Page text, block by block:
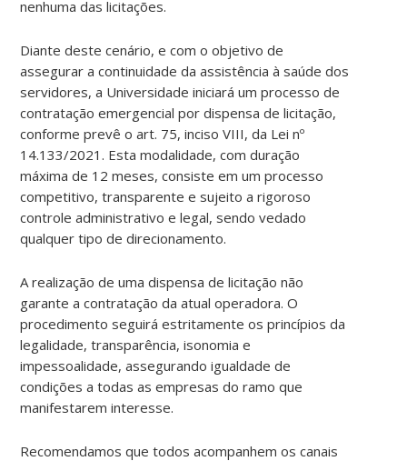
nenhuma das licitações.
Diante deste cenário, e com o objetivo de
assegurar a continuidade da assistência à saúde dos
servidores, a Universidade iniciará um processo de
contratação emergencial por dispensa de licitação,
conforme prevê o art. 75, inciso VIII, da Lei nº
14.133/2021. Esta modalidade, com duração
máxima de 12 meses, consiste em um processo
competitivo, transparente e sujeito a rigoroso
controle administrativo e legal, sendo vedado
qualquer tipo de direcionamento.
A realização de uma dispensa de licitação não
garante a contratação da atual operadora. O
procedimento seguirá estritamente os princípios da
legalidade, transparência, isonomia e
impessoalidade, assegurando igualdade de
condições a todas as empresas do ramo que
manifestarem interesse.
Recomendamos que todos acompanhem os canais